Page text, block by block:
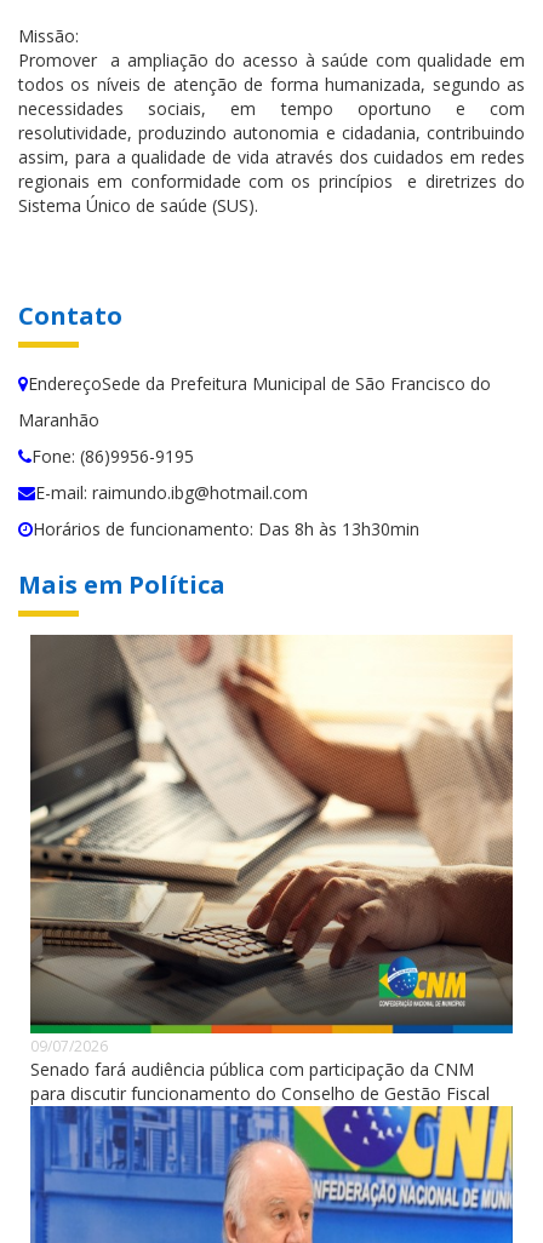
Missão:
Promover a ampliação do acesso à saúde com qualidade em
todos os níveis de atenção de forma humanizada, segundo as
necessidades sociais, em tempo oportuno e com
resolutividade, produzindo autonomia e cidadania, contribuindo
assim, para a qualidade de vida através dos cuidados em redes
regionais em conformidade com os princípios e diretrizes do
Sistema Único de saúde (SUS).
Contato
EndereçoSede da Prefeitura Municipal de São Francisco do
Maranhão
Fone: (86)9956-9195
E-mail: raimundo.ibg@hotmail.com
Horários de funcionamento: Das 8h às 13h30min
Mais em Política
09/07/2026
Senado fará audiência pública com participação da CNM
para discutir funcionamento do Conselho de Gestão Fiscal